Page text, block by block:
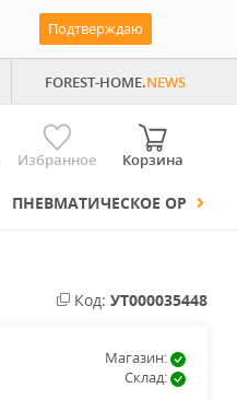
Подтверждаю
FOREST-HOME.NEWS
Избранное Корзина
ПНЕВМАТИЧЕСКОЕ ОРУЖИЕ
Код: УТ000035448
Магазин:
Склад: